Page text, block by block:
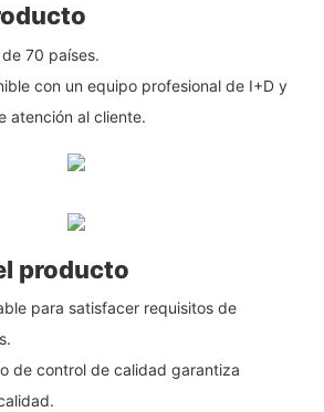
70 países.
con un equipo profesional de I+D y
atención al cliente.
producto
para satisfacer requisitos de
de control de calidad garantiza